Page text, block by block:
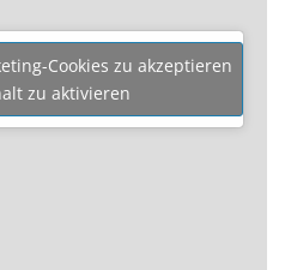
Cookies zu akzeptieren
zu aktivieren